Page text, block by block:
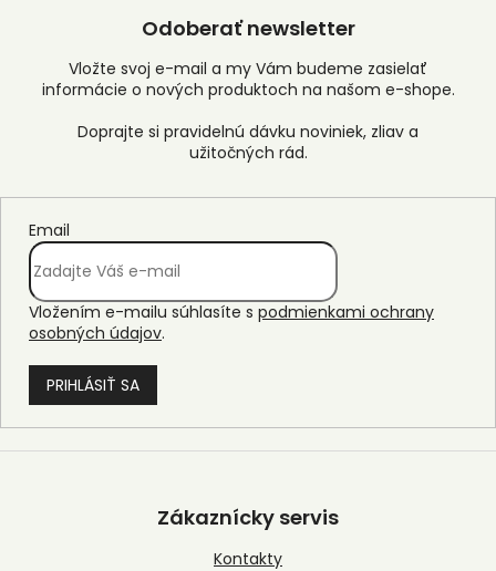
Odoberať newsletter
Vložte svoj e-mail a my Vám budeme zasielať
informácie o nových produktoch na našom e-shope.
Email
Vložením e-mailu súhlasíte s podmienkami ochrany
osobných údajov.
PRIHLÁSIŤ SA
Z
Zákaznícky servis
Kontakty